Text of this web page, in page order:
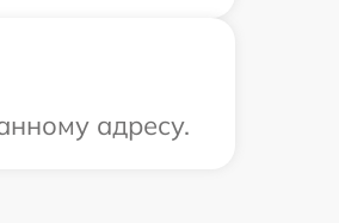
адресу.